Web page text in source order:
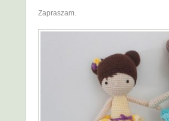
Zapraszam.